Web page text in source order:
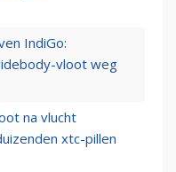
IndiGo:
vloot weg
na vlucht
xtc-pillen